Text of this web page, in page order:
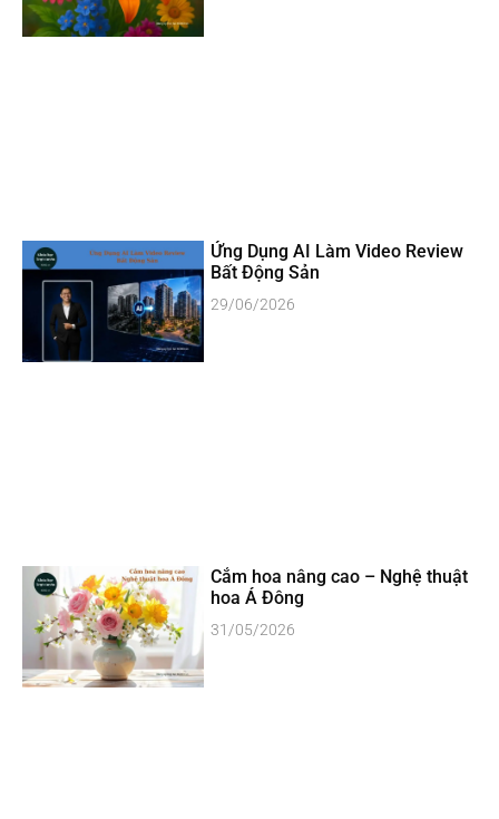
Ứng Dụng AI Làm Video Review
Bất Động Sản
29/06/2026
Cắm hoa nâng cao – Nghệ thuật
hoa Á Đông
31/05/2026